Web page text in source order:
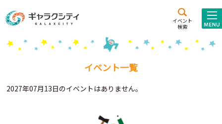
イベント
検索
施設案内
こども
西新井
施設･
イベント一覧
2027年07月13日のイベントはありません。